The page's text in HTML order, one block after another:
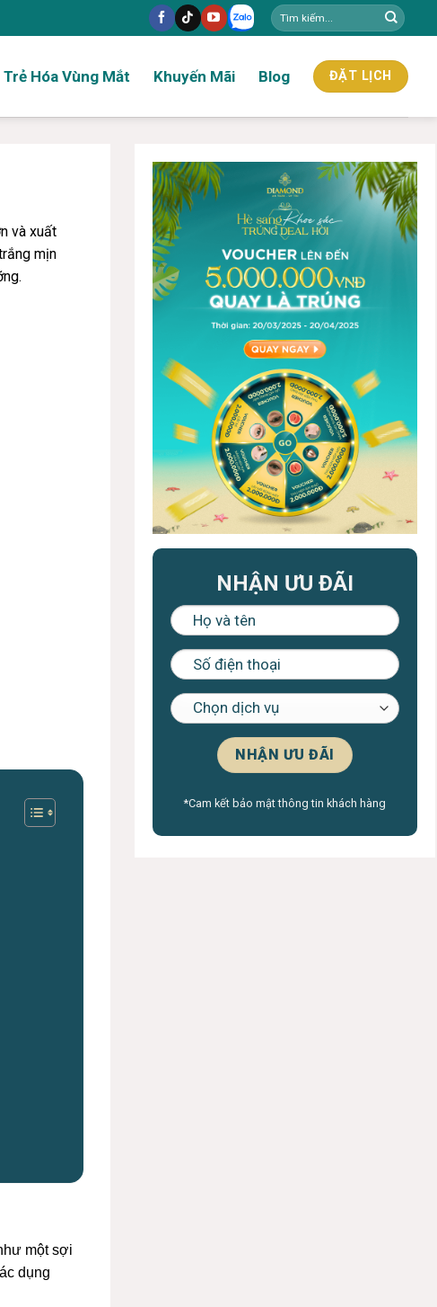
Trẻ Hóa Vùng Mắt Khuyến Mãi Blog ĐẶT LỊCH
và xuất
mịn
một sợi
dụng
NHẬN ƯU ĐÃI
*Cam kết bảo mật thông tin khách hàng